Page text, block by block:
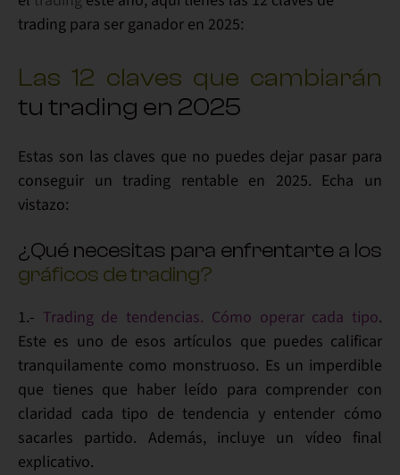
trading para ser ganador en 2025:
Las 12 claves que cambiarán
tu trading en 2025
Estas son las claves que no puedes dejar pasar para
conseguir un trading rentable en 2025. Echa un
vistazo:
¿Qué necesitas para enfrentarte a los
gráficos de trading?
1.- Trading de tendencias. Cómo operar cada tipo.
Este es uno de esos artículos que puedes calificar
tranquilamente como monstruoso. Es un imperdible
que tienes que haber leído para comprender con
claridad cada tipo de tendencia y entender cómo
sacarles partido. Además, incluye un vídeo final
explicativo.